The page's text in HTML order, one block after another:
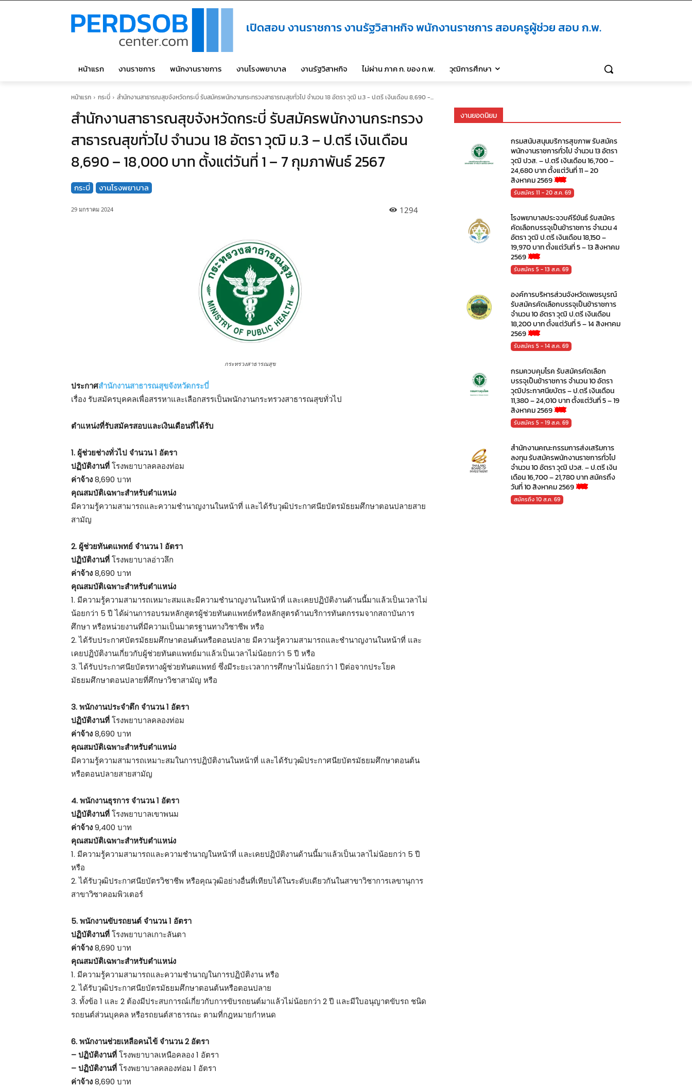
เปิดสอบ งานราชการ งานรัฐวิสาหกิจ พนักงานราชการ สอบครูผู้ช่วย สอบ ก.พ.
หน้าแรก งานราชการ พนักงานราชการ งานโรงพยาบาล งานรัฐวิสาหกิจ ไม่ผ่าน ภาค ก. ของ ก.พ. วุฒิการศึกษา
หน้าแรก กระบี่ สำนักงานสาธารณสุขจังหวัดกระบี่ รับสมัครพนักงานกระทรวงสาธารณสุขทั่วไป จำนวน 18 อัตรา วุฒิ ม.3 - ป.ตรี เงินเดือน 8,690 -...
สำนักงานสาธารณสุขจังหวัดกระบี่ รับสมัครพนักงานกระทรวง
สาธารณสุขทั่วไป จำนวน 18 อัตรา วุฒิ ม.3 – ป.ตรี เงินเดือน
8,690 – 18,000 บาท ตั้งแต่วันที่ 1 – 7 กุมภาพันธ์ 2567
กระบี่ งานโรงพยาบาล
29 มกราคม 2024 1294
กระทรวงสาธารณสุข
ประกาศสำนักงานสาธารณสุขจังหวัดกระบี่
เรื่อง รับสมัครบุคคลเพื่อสรรหาและเลือกสรรเป็นพนักงานกระทรวงสาธารณสุขทั่วไป
ตําแหน่งที่รับสมัครสอบและเงินเดือนที่ได้รับ
1. ผู้ช่วยช่างทั่วไป จำนวน 1 อัตรา
ปฏิบัติงานที่โรงพยาบาลคลองท่อม
ค่าจ้าง8,690 บาท
คุณสมบัติเฉพาะสำหรับตำแหน่ง
มีความรู้ความสามารถและความชำนาญงานในหน้าที่ และได้รับวุฒิประกาศนียบัตรมัธยมศึกษาตอนปลายสาย
สามัญ
2. ผู้ช่วยทันตแพทย์ จำนวน 1 อัตรา
ปฏิบัติงานที่โรงพยาบาลอ่าวลึก
ค่าจ้าง8,690 บาท
คุณสมบัติเฉพาะสำหรับตำแหน่ง
1. มีความรู้ความสามารถเหมาะสมและมีความชำนาญงานในหน้าที่ และเคยปฏิบัติงานด้านนี้มาแล้วเป็นเวลาไม่
น้อยกว่า 5 ปี ได้ผ่านการอบรมหลักสูตรผู้ช่วยทันตแพทย์หรือหลักสูตรด้านบริการทันตกรรมจากสถาบันการ
ศึกษา หรือหน่วยงานที่มีความเป็นมาตรฐานทางวิชาชีพ หรือ
2. ได้รับประกาศบัตรมัธยมศึกษาตอนต้นหรือตอนปลาย มีความรู้ความสามารถและชำนาญงานในหน้าที่ และ
เคยปฏิบัติงานเกี่ยวกับผู้ช่วยทันตแพทย์มาแล้วเป็นเวลาไม่น้อยกว่า 5 ปี หรือ
3. ได้รับประกาศนียบัตรทางผู้ช่วยทันตแพทย์ ซึ่งมีระยะเวลาการศึกษาไม่น้อยกว่า 1 ปีต่อจากประโยค
มัธยมศึกษาตอนปลายที่ศึกษาวิชาสามัญ หรือ
3. พนักงานประจำตึก จำนวน 1 อัตรา
ปฏิบัติงานที่โรงพยาบาลคลองท่อม
ค่าจ้าง8,690 บาท
คุณสมบัติเฉพาะสำหรับตำแหน่ง
มีความรู้ความสามารถเหมาะสมในการปฏิบัติงานในหน้าที่ และได้รับวุฒิประกาศนียบัตรมัธยมศึกษาตอนต้น
หรือตอนปลายสายสามัญ
4. พนักงานธุรการ จำนวน 1 อัตรา
ปฏิบัติงานที่โรงพยาบาลเขาพนม
ค่าจ้าง9,400 บาท
คุณสมบัติเฉพาะสำหรับตำแหน่ง
1. มีความรู้ความสามารถและความชำนาญในหน้าที่ และเคยปฏิบัติงานด้านนี้มาแล้วเป็นเวลาไม่น้อยกว่า 5 ปี
หรือ
2. ได้รับวุฒิประกาศนียบัตรวิชาชีพ หรือคุณวุฒิอย่างอื่นที่เทียบได้ในระดับเดียวกันในสาขาวิชาการเลขานุการ
สาขาวิซาคอมพิวเตอร์
5. พนักงานขับรถยนต์ จำนวน 1 อัตรา
ปฏิบัติงานที่โรงพยาบาลเกาะลันตา
ค่าจ้าง8,690 บาท
คุณสมบัติเฉพาะสำหรับตำแหน่ง
1. มีความรู้ความสามารถและความชำนาญในการปฏิบัติงาน หรือ
2. ได้รับวุฒิประกาศนียบัตรมัธยมศึกษาตอนต้นหรือตอนปลาย
3. ทั้งข้อ 1 และ 2 ต้องมีประสบการณ์เกี่ยวกับการขับรถยนต์มาแล้วไม่น้อยกว่า 2 ปี และมีใบอนุญาตขับรถ ชนิด
รถยนต์ส่วนบุคคล หรือรถยนต์สาธารณะ ตามที่กฎหมายกำหนด
6. พนักงานช่วยเหลือคนไข้ จำนวน 2 อัตรา
– ปฏิบัติงานที่โรงพยาบาลเหนือคลอง 1 อัตรา
– ปฏิบัติงานที่โรงพยาบาลคลองท่อม 1 อัตรา
ค่าจ้าง8,690 บาท
งานยอดนิยม
กรมสนับสนุนบริการสุขภาพ รับสมัคร
พนักงานราชการทั่วไป จำนวน 13 อัตรา
วุฒิ ปวส. – ป.ตรี เงินเดือน 16,700 –
24,680 บาท ตั้งแต่วันที่ 11 – 20
สิงหาคม 2569
รับสมัคร 11 - 20 ส.ค. 69
โรงพยาบาลประจวบคีรีขันธ์ รับสมัคร
คัดเลือกบรรจุเป็นข้าราชการ จำนวน 4
อัตรา วุฒิ ป.ตรี เงินเดือน 18,150 –
19,970 บาท ตั้งแต่วันที่ 5 – 13 สิงหาคม
2569
รับสมัคร 5 - 13 ส.ค. 69
องค์การบริหารส่วนจังหวัดเพชรบูรณ์
รับสมัครคัดเลือกบรรจุเป็นข้าราชการ
จำนวน 10 อัตรา วุฒิ ป.ตรี เงินเดือน
18,200 บาท ตั้งแต่วันที่ 5 – 14 สิงหาคม
2569
รับสมัคร 5 - 14 ส.ค. 69
กรมควบคุมโรค รับสมัครคัดเลือก
บรรจุเป็นข้าราชการ จำนวน 10 อัตรา
วุฒิประกาศนียบัตร – ป.ตรี เงินเดือน
11,380 – 24,010 บาท ตั้งแต่วันที่ 5 – 19
สิงหาคม 2569
รับสมัคร 5 - 19 ส.ค. 69
สำนักงานคณะกรรมการส่งเสริมการ
ลงทุน รับสมัครพนักงานราชการทั่วไป
จำนวน 10 อัตรา วุฒิ ปวส. – ป.ตรี เงิน
เดือน 16,700 – 21,780 บาท สมัครถึง
วันที่ 10 สิงหาคม 2569
สมัครถึง 10 ส.ค. 69